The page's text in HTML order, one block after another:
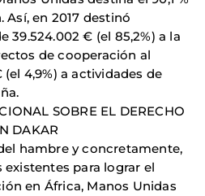
Así, en 2017 destinó
39.524.002 € (el 85,2%) a la
de cooperación al
4,9%) a actividades de
SOBRE EL DERECHO
DAKAR
hambre y concretamente,
para lograr el
en África, Manos Unidas